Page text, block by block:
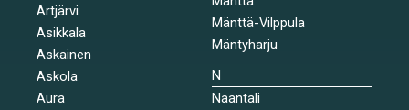
Artjärvi
Asikkala
Askainen
Askola
Aura
Mänttä-Vilppula
Mäntyharju
N
Naantali